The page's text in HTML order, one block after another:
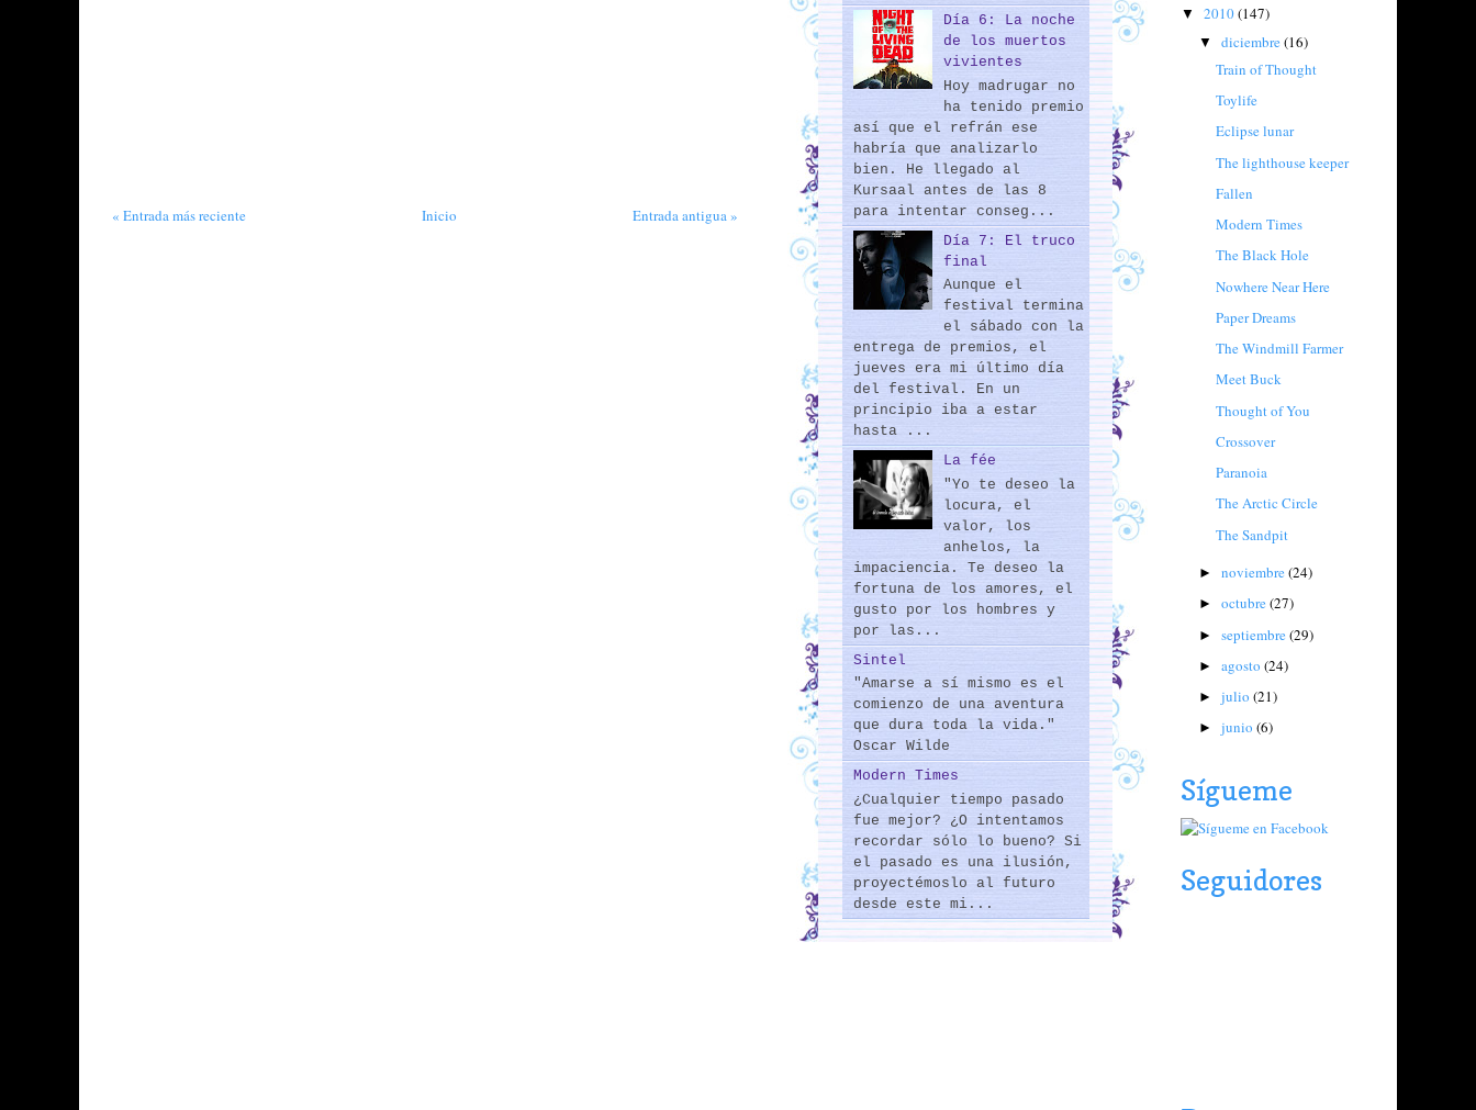
« Entrada más reciente Entrada antigua »
Inicio
Día 6: La noche
de los muertos
vivientes
Hoy madrugar no
ha tenido premio
así que el refrán ese
habría que analizarlo
bien. He llegado al
Kursaal antes de las 8
para intentar conseg...
Día 7: El truco
final
Aunque el
festival termina
el sábado con la
entrega de premios, el
jueves era mi último día
del festival. En un
principio iba a estar
hasta ...
La fée
"Yo te deseo la
locura, el
valor, los
anhelos, la
impaciencia. Te deseo la
fortuna de los amores, el
gusto por los hombres y
por las...
Sintel
"Amarse a sí mismo es el
comienzo de una aventura
que dura toda la vida."
Oscar Wilde
Modern Times
¿Cualquier tiempo pasado
fue mejor? ¿O intentamos
recordar sólo lo bueno? Si
el pasado es una ilusión,
proyectémoslo al futuro
desde este mi...
▼ 2010(147)
▼ diciembre(16)
Train of Thought
Toylife
Eclipse lunar
The lighthouse keeper
Fallen
Modern Times
The Black Hole
Nowhere Near Here
Paper Dreams
The Windmill Farmer
Meet Buck
Thought of You
Crossover
Paranoia
The Arctic Circle
The Sandpit
► noviembre(24)
► octubre(27)
► septiembre(29)
► agosto (24)
► julio (21)
► junio (6)
Sígueme
Seguidores